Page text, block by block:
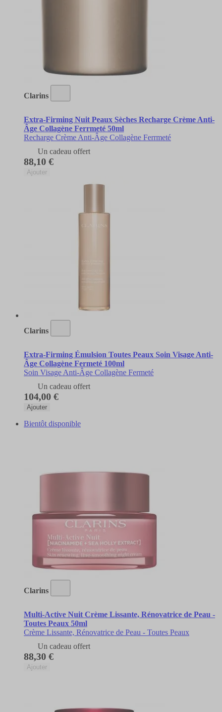
Clarins
Extra-Firming Nuit Peaux Sèches Recharge Crème Anti-
Âge Collagène Ferrmeté 50ml
Recharge Crème Anti-Âge Collagène Ferrmeté
Un cadeau offert
88,10 €
Ajouter
Clarins
Extra-Firming Émulsion Toutes Peaux Soin Visage Anti-
Âge Collagène Fermeté 100ml
Soin Visage Anti-Âge Collagène Fermeté
Un cadeau offert
104,00 €
Ajouter
Bientôt disponible
Clarins
Multi-Active Nuit Crème Lissante, Rénovatrice de Peau -
Toutes Peaux 50ml
Crème Lissante, Rénovatrice de Peau - Toutes Peaux
Un cadeau offert
88,30 €
Ajouter